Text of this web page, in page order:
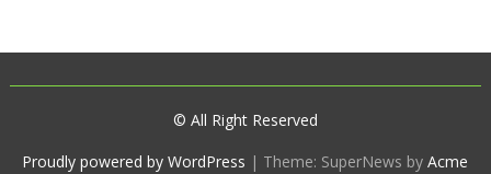
© All Right Reserved
Proudly powered by WordPress | Theme: SuperNews byAcme